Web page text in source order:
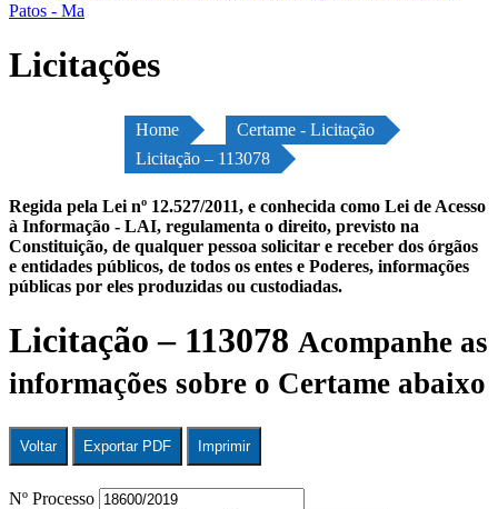
Licitações
Home
Certame - Licitação
Licitação – 113078
Regida pela Lei nº 12.527/2011, e conhecida como Lei de Acesso
à Informação - LAI, regulamenta o direito, previsto na
Constituição, de qualquer pessoa solicitar e receber dos órgãos
e entidades públicos, de todos os entes e Poderes, informações
públicas por eles produzidas ou custodiadas.
Licitação – 113078 Acompanhe as
informações sobre o Certame abaixo
Voltar Exportar PDF Imprimir
Nº Processo